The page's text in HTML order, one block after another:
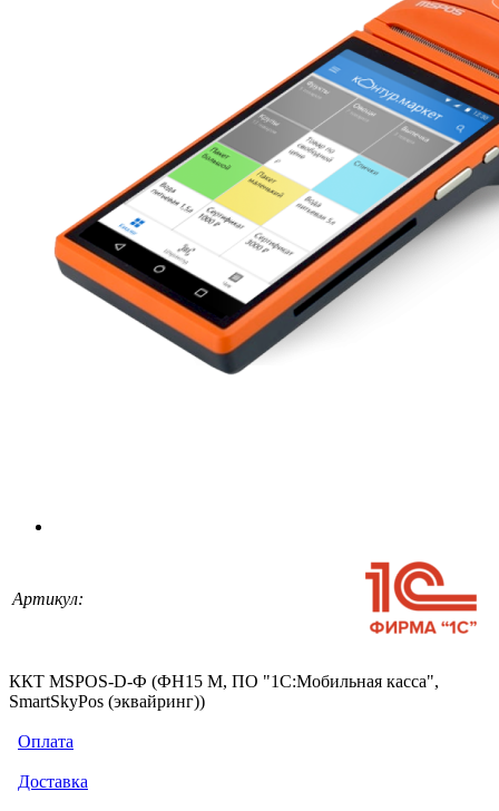
Артикул:
ККТ MSPOS-D-Ф (ФН15 М, ПО "1С:Мобильная касса",
SmartSkyPos (эквайринг))
Оплата
Доставка